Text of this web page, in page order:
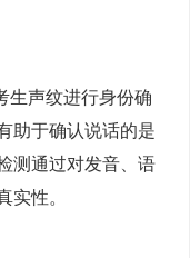
生声纹进行身份确
助于确认说话的是
测通过对发音、语
实性。